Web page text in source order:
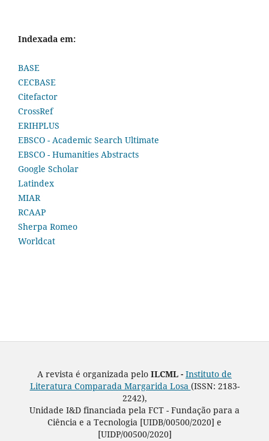
Indexada em:
BASE
CECBASE
Citefactor
CrossRef
ERIHPLUS
EBSCO - Academic Search Ultimate
EBSCO - Humanities Abstracts
Google Scholar
Latindex
MIAR
RCAAP
Sherpa Romeo
Worldcat
A revista é organizada pelo ILCML - Instituto de
Literatura Comparada Margarida Losa (ISSN: 2183-
2242),
Unidade I&D financiada pela FCT - Fundação para a
Ciência e a Tecnologia [UIDB/00500/2020] e
[UIDP/00500/2020]